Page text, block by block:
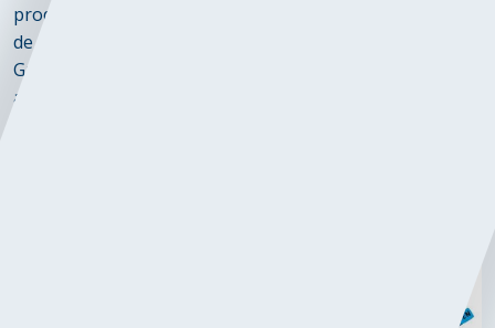
productietemperatuur van slechts 130 ºC, in plaats van
de gebruikelijke 170 ºC voor standaard asfalt, realiseert
Grasfalt® een besparing van meer dan 2 m³ gas per ton
asfalt. Met dit innovatieve mengsel kan de